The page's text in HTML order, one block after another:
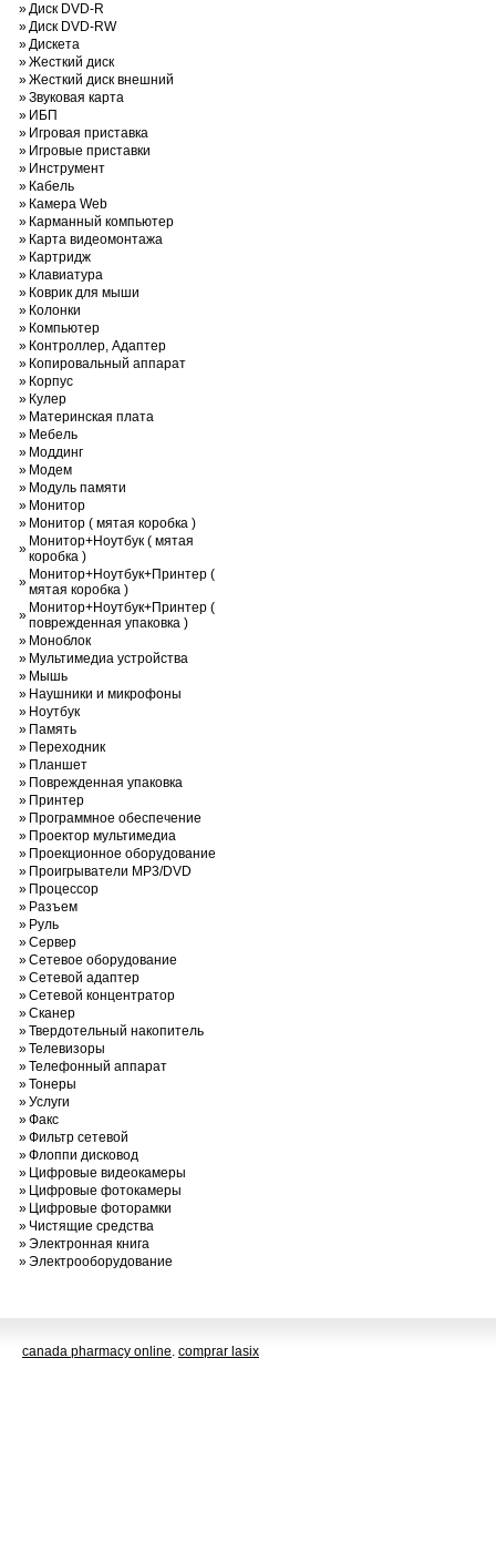
»Диск DVD-R
»Диск DVD-RW
»Дискета
»Жесткий диск
»Жесткий диск внешний
»Звуковая карта
» ИБП
» Игровая приставка
» Игровые приставки
» Инструмент
» Кабель
» Камера Web
» Карманный компьютер
» Карта видеомонтажа
» Картридж
» Клавиатура
» Коврик для мыши
» Колонки
» Компьютер
» Контроллер, Адаптер
» Копировальный аппарат
» Корпус
» Кулер
» Материнская плата
» Мебель
» Моддинг
» Модем
» Модуль памяти
» Монитор
» Монитор ( мятая коробка )
» Монитор+Ноутбук ( мятая
коробка )
» Монитор+Ноутбук+Принтер (
мятая коробка )
» Монитор+Ноутбук+Принтер (
поврежденная упаковка )
» Моноблок
» Мультимедиа устройства
» Мышь
» Наушники и микрофоны
» Ноутбук
» Память
» Переходник
» Планшет
» Поврежденная упаковка
» Принтер
» Программное обеспечение
» Проектор мультимедиа
» Проекционное оборудование
» Проигрыватели MP3/DVD
» Процессор
» Разъем
» Руль
»Сервер
»Сетевое оборудование
»Сетевой адаптер
»Сетевой концентратор
»Сканер
»Твердотельный накопитель
»Телевизоры
»Телефонный аппарат
»Тонеры
»Услуги
»Факс
»Фильтр сетевой
»Флоппи дисковод
» Цифровые видеокамеры
» Цифровые фотокамеры
» Цифровые фоторамки
» Чистящие средства
»Электронная книга
»Электрооборудование
canada pharmacy online. comprar lasix